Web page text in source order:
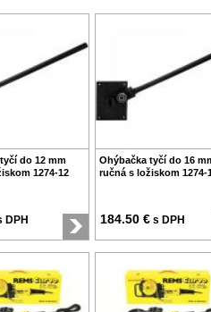
do 12 mm
1274-12
DPH
Ohýbačka tyčí do 16
ručná s ložiskom 1274-
184.50 € s DPH